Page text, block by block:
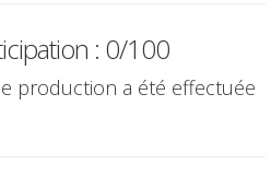
: 0/100
production a été effectuée